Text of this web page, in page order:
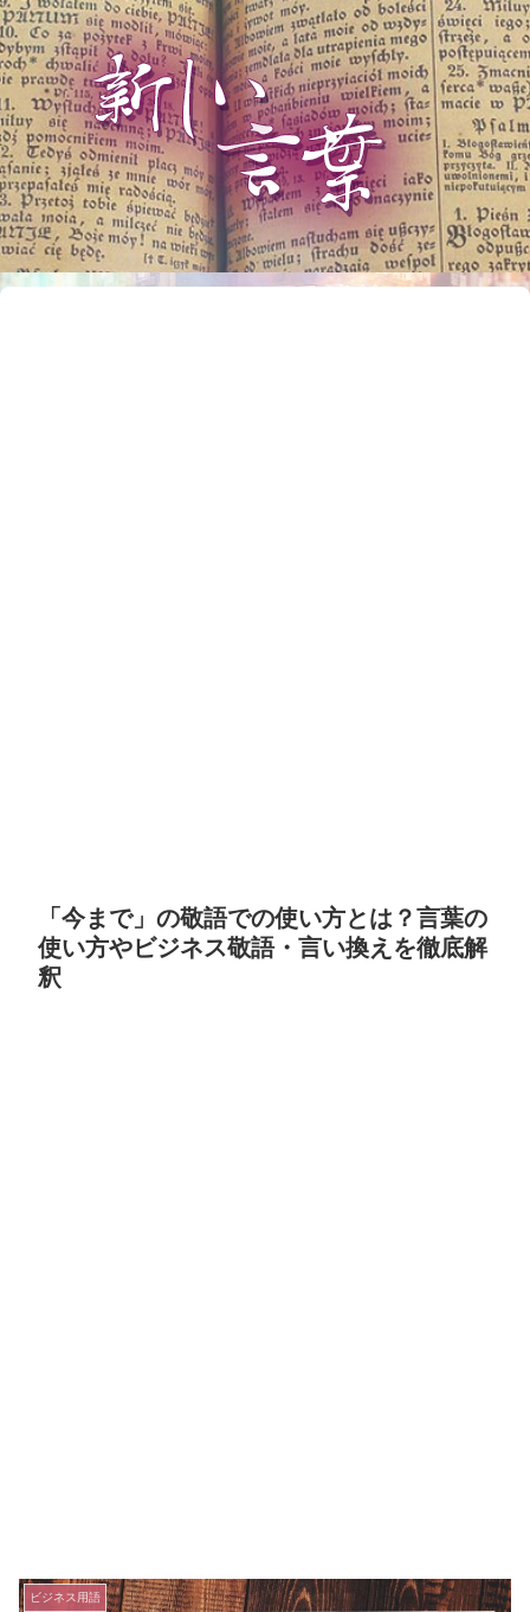
「今まで」の敬語での使い方とは？言葉の
使い方やビジネス敬語・言い換えを徹底解
釈
ビジネス用語